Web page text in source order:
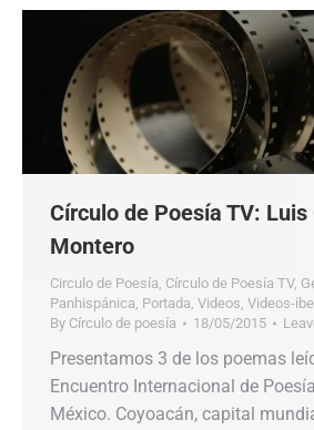
Círculo de Poesía TV: Luis
Montero
Circulo de Poesía, Círculo de Poesía TV,
Panhispánica, Portada, Videos, Videos-
By Círculo de poesía 18/05/2015
Presentamos 3 de los poemas
Encuentro Internacional de
México. Coyoacán, capital